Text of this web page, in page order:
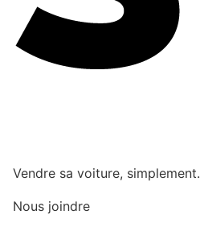
Vendre sa voiture, simplement.
Nous joindre